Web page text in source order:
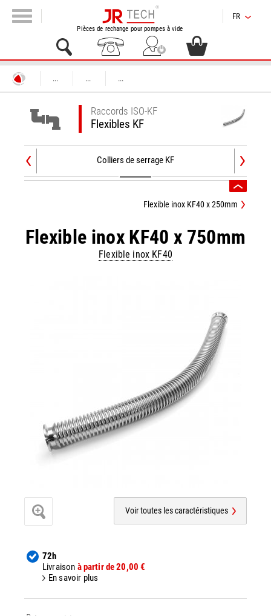
Pièces de rechange pour pompes à vide
FR
... ... ...
Raccords ISO-KF
Flexibles KF
Colliers de serrage KF
Flexible inox KF40 x 750mm
Flexible inox KF40
Flexible inox KF40 x 250mm
Voir toutes les caractéristiques
72h
Livraison à partir de 20,00 €
En savoir plus